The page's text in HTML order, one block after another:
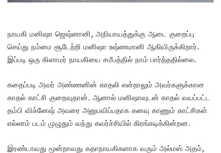
நாயகி மனிஷா ஜெஷ்னானி, அநியாயத்துக்கு ஆடை குறைப்பு
செய்து நம்மை சூடேற்றி மனிஷா உஷ்ணமானி ஆகியிருக்கிறார்.
இப்படி ஒரு கிளாமர் நாயகியை சமீபத்தில் நாம் பார்த்ததில்லை.
கதைப்படி அவர் அண்ணனின் காதலி என்றாலும் அவர்களுக்கான
காதல் காட்சி குறைவுதான். ஆனால் மனிஷாவுடன் காதல் வயப்பட்ட
தம்பி விக்னேஷ் அவரை அனுபவிப்பதாக கனவு காணும் காட்சிகள்
எல்லாம் படம் முழுதும் வந்து கவர்ச்சியில் கிரங்கடிக்கின்றன.
இரண்டாவது மூன்றாவது கதாநாயகிகளாக வரும் அல்மஸ் அதம்,